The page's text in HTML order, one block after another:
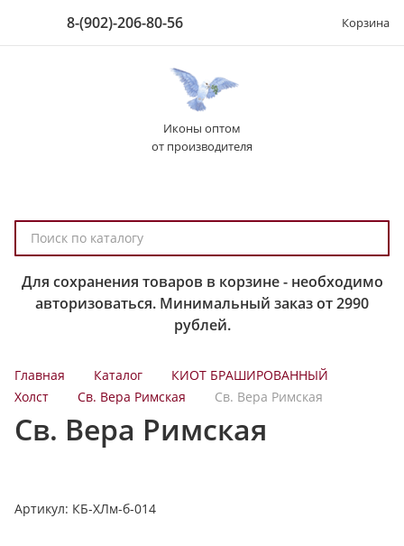
8-(902)-206-80-56 Корзина
Иконы оптом
от производителя
о
к
а
т
г
Для сохранения товаров в корзине - необходимо
авторизоваться. Минимальный заказ от 2990
рублей.
Главная Каталог
КИОТ БРАШИРОВАННЫЙ
Холст
Св. Вера Римская Св. Вера Римская
Св. Вера Римская
Артикул: КБ-ХЛм-б-014